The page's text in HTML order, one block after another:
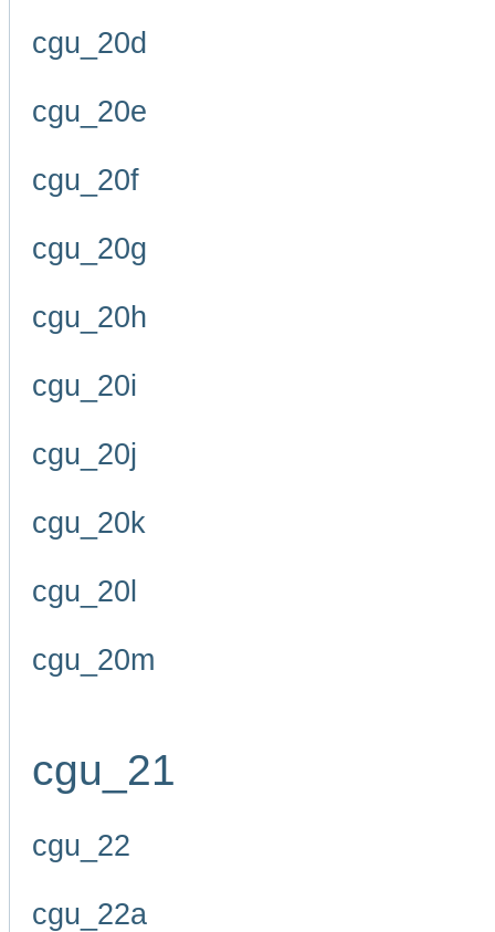
cgu_20d
cgu_20e
cgu_20f
cgu_20g
cgu_20h
cgu_20i
cgu_20j
cgu_20k
cgu_20l
cgu_20m
cgu_21
cgu_22
cgu_22a